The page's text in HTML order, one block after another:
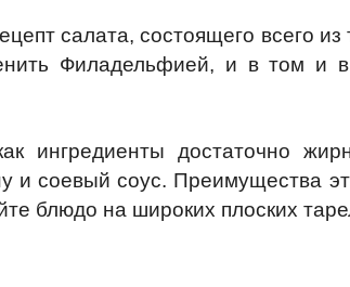
салата, состоящего всего
Филадельфией, и в том и
ингредиенты достаточно
и соевый соус. Преимущества
блюдо на широких плоских